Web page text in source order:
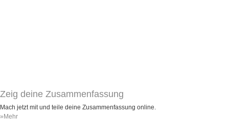
Zeig deine Zusammenfassung
Mach jetzt mit und teile deine Zusammenfassung online.
»Mehr